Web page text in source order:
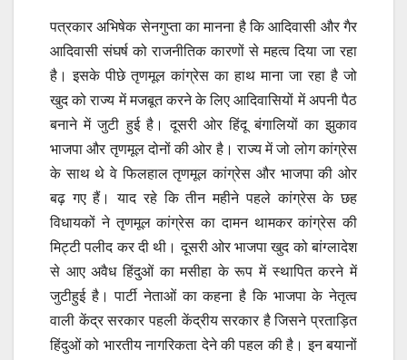
पत्रकार अभिषेक सेनगुप्ता का मानना है कि आदिवासी और गैर
आदिवासी संघर्ष को राजनीतिक कारणों से महत्व दिया जा रहा
है। इसके पीछे तृणमूल कांग्रेस का हाथ माना जा रहा है जो
खुद को राज्य में मजबूत करने के लिए आदिवासियों में अपनी पैठ
बनाने में जुटी हुई है। दूसरी ओर हिंदू बंगालियों का झुकाव
भाजपा और तृणमूल दोनों की ओर है। राज्य में जो लोग कांग्रेस
के साथ थे वे फिलहाल तृणमूल कांग्रेस और भाजपा की ओर
बढ़ गए हैं। याद रहे कि तीन महीने पहले कांग्रेस के छह
विधायकों ने तृणमूल कांग्रेस का दामन थामकर कांग्रेस की
मिट्टी पलीद कर दी थी। दूसरी ओर भाजपा खुद को बांग्लादेश
से आए अवैध हिंदुओं का मसीहा के रूप में स्थापित करने में
जुटीहुई है। पार्टी नेताओं का कहना है कि भाजपा के नेतृत्व
वाली केंद्र सरकार पहली केंद्रीय सरकार है जिसने प्रताड़ित
हिंदुओं को भारतीय नागरिकता देने की पहल की है। इन बयानों